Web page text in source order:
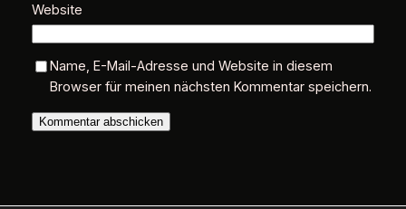
Website
Name, E-Mail-Adresse und Website in diesem
Browser für meinen nächsten Kommentar speichern.